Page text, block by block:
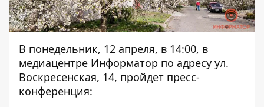
В понедельник, 12 апреля, в 14:00, в
медиацентре Информатор по адресу ул.
Воскресенская, 14, пройдет пресс-
конференция: